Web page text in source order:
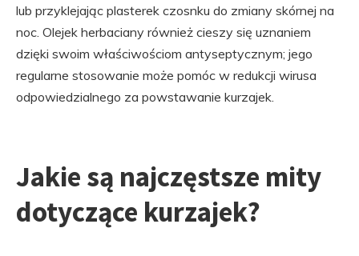
lub przyklejając plasterek czosnku do zmiany skórnej na
noc. Olejek herbaciany również cieszy się uznaniem
dzięki swoim właściwościom antyseptycznym; jego
regularne stosowanie może pomóc w redukcji wirusa
odpowiedzialnego za powstawanie kurzajek.
Jakie są najczęstsze mity
dotyczące kurzajek?